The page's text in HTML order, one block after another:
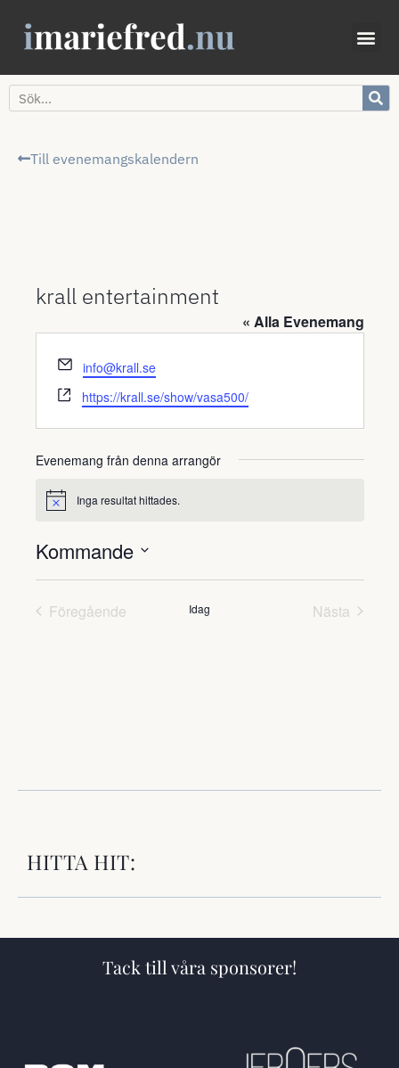
Till evenemangskalendern
krall entertainment
« Alla Evenemang
Email
info@krall.se
Website
https://krall.se/show/vasa500/
Evenemang från denna arrangör
Notis Inga resultat hittades.
Kommande
datum.
FöregåendeEvenemang
Idag Nästa
HITTA HIT:
Tack till våra sponsorer!